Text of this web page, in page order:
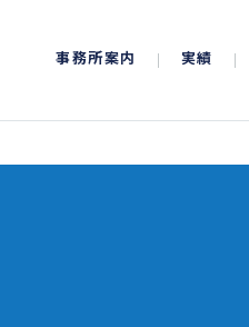
事務所案内 実績